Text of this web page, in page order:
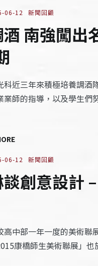
06-12 新聞回顧
南強闖出
科近三年來積極培養調酒
業師的指導，以及學生們
06-12 新聞回顧
創意設計
高中部一年一度的美術聯
康橋師生美術聯展」也